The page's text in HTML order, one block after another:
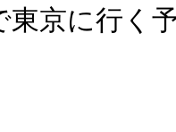
東京に行く